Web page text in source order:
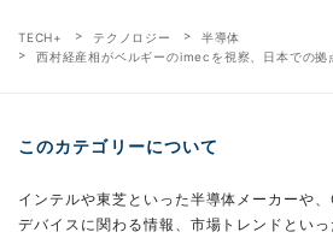
TECH+ テクノロジー
半導体
西村経産相がベルギーのimecを視察、日本での拠
このカテゴリーについて
インテルや東芝といった半導体メーカーや
デバイスに関わる情報、市場トレンドとい